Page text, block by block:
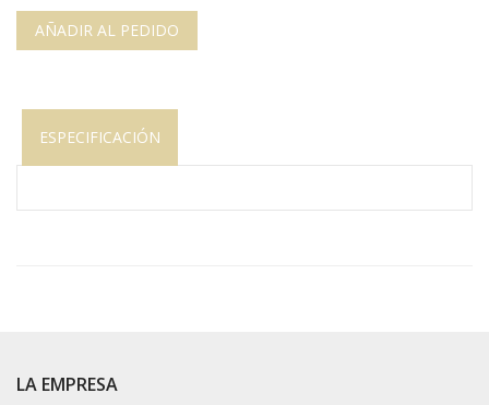
AÑADIR AL PEDIDO
ESPECIFICACIÓN
LA EMPRESA